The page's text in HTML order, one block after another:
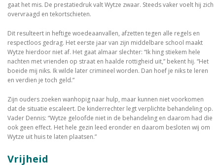
gaat het mis. De prestatiedruk valt Wytze zwaar. Steeds vaker voelt hij zich
overvraagd en tekortschieten.
Dit resulteert in heftige woedeaanvallen, afzetten tegen alle regels en
respectloos gedrag. Het eerste jaar van zijn middelbare school maakt
Wytze hierdoor niet af. Het gaat almaar slechter: “Ik hing stiekem hele
nachten met vrienden op straat en haalde rottigheid uit,” bekent hij. “Het
boeide mij niks. Ik wilde later crimineel worden. Dan hoef je niks te leren
en verdien je toch geld.”
Zijn ouders zoeken wanhopig naar hulp, maar kunnen niet voorkomen
dat de situatie escaleert. De kinderrechter legt verplichte behandeling op.
Vader Dennis: “Wytze geloofde niet in de behandeling en daarom had die
ook geen effect. Het hele gezin leed eronder en daarom besloten wij om
Wytze uit huis te laten plaatsen.”
Vrijheid